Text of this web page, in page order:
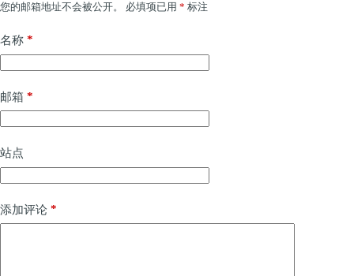
您的邮箱地址不会被公开。 必填项已用 * 标注
名称 *
邮箱 *
站点
添加评论 *